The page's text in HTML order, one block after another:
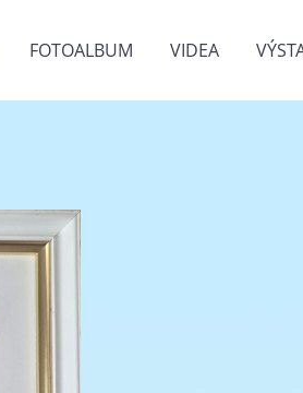
FOTOALBUM VIDEA